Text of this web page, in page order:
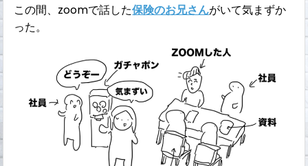
この間、zoomで話した保険のお兄さんがいて気まずか
った。